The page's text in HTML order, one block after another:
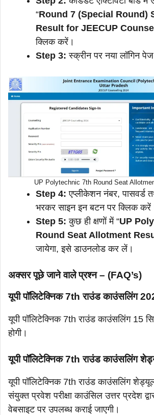
“Round 7 (Special Round)
Result for JEECUP
क्लिक करें।
Step 3:स्क्रीन पर नया लॉगिन
UP Polytechnic 7th Round Seat
Step 4:एप्लीकेशन नंबर, पासवर्ड
भरकर साइन इन बटन पर क्लिक
Step 5:कुछ ही क्षणों में “UP
Round Seat Allotment
जायेगा, इसे डाउनलोड कर लें।
अक्सर पूछे जाने वाले प्रश्न – (FAQ’s)
यूपी पॉलिटेक्निक 7th राउंड काउंसलिंग
यूपी पॉलिटेक्निक 7th राउंड काउंसलिंग 15
होगी।
यूपी पॉलिटेक्निक 7th राउंड काउंसलिंग
यूपी पॉलिटेक्निक 7th राउंड काउंसलिंग
संयुक्त प्रवेश परीक्षा काउंसिल उत्तर प्रदेश
वेबसाइट पर उपलब्ध कराई जाएगी।